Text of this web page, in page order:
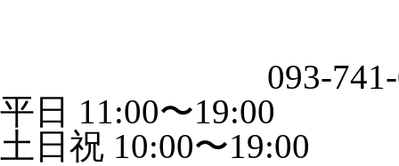
093-
平日 11:00〜19:00
土日祝 10:00〜19:00